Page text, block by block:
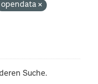
opendata
Suche.